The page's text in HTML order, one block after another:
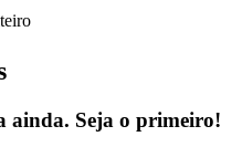
ainda. Seja o primeiro!